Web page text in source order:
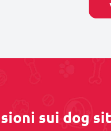
sui dog